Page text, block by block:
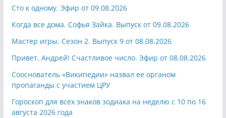
Сто к одному. Эфир от 09.08.2026
Когда все дома. Софья Зайка. Выпуск от 09.08.2026
Мастер игры. Сезон 2. Выпуск 9 от 08.08.2026
Привет, Андрей! Счастливое число. Эфир от 08.08.2026
Сооснователь «Википедии» назвал ее органом
пропаганды с участием ЦРУ
Гороскоп для всех знаков зодиака на неделю с 10 по 16
августа 2026 года